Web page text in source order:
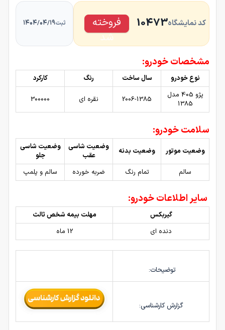
کد نمایشگاه10473
فروخته
شد
ثبت۱۴۰۴/۰۴/۱۹
مشخصات خودرو:
نوع خودرو سال ساخت رنگ
کارکرد
پژو 405 مدل
1385
2006-1385 نقره ای 300000
سلامت خودرو:
وضعیت موتور وضعیت بدنه
وضعیت شاسی
عقب
وضعیت شاسی
جلو
سالم
تمام رنگ ضربه خورده سالم و پلمپ
سایر اطلاعات خودرو:
گیربکس
مهلت بیمه شخص ثالث
دنده ای
12 ماه
توضیحات:
گزارش کارشناسی: